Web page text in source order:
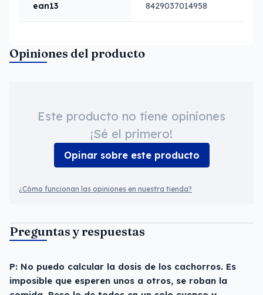
ean13 8429037014958
Opiniones del producto
Este producto no tiene opiniones
¡Sé el primero!
Opinar sobre este producto
¿Cómo funcionan las opiniones en nuestra tienda?
Preguntas y respuestas
P: No puedo calcular la dosis de los cachorros. Es
imposible que esperen unos a otros, se roban la